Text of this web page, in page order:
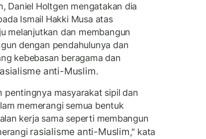
Daniel Holtgen mengatakan dia
Ismail Hakki Musa atas
melanjutkan dan membangun
dengan pendahulunya dan
kebebasan beragama dan
anti-Muslim.
pentingnya masyarakat sipil dan
memerangi semua bentuk
kerja sama seperti membangun
rasialisme anti-Muslim," kata